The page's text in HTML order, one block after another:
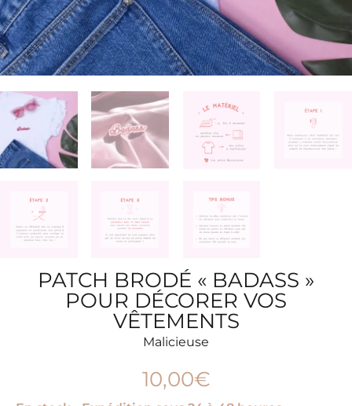
PATCH BRODÉ « BADASS »
POUR DÉCORER VOS
VÊTEMENTS
Malicieuse
10,00€